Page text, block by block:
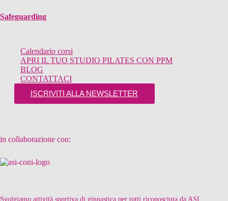
Safeguarding
Calendario corsi
APRI IL TUO STUDIO PILATES CON PPM
BLOG
CONTATTACI
ISCRIVITI ALLA NEWSLETTER
in collaborazione con:
Svolgiamo attività sportiva di ginnastica per tutti riconosciuta da ASI